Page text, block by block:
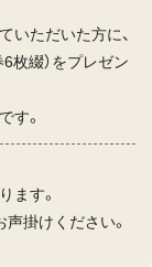
いただいた方に、
枚綴）をプレゼン
す。
ます。
掛けください。